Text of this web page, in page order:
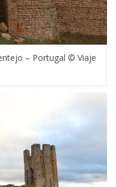
– Portugal © Viaje